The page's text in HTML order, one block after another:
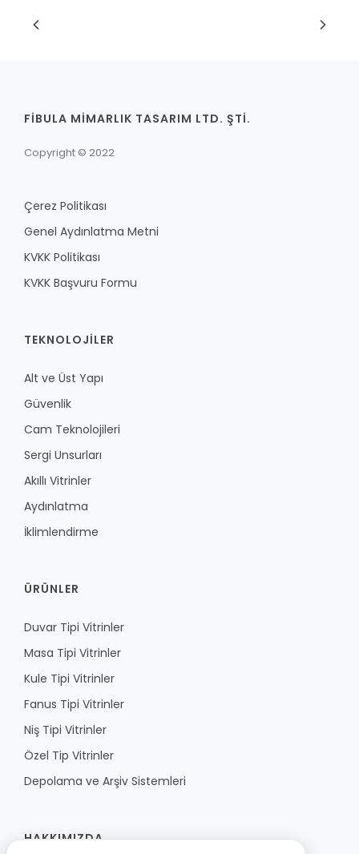
FİBULA MİMARLIK TASARIM LTD. ŞTİ.
Copyright © 2022
Çerez Politikası
Genel Aydınlatma Metni
KVKK Politikası
KVKK Başvuru Formu
TEKNOLOJILER
Alt ve Üst Yapı
Güvenlik
Cam Teknolojileri
Sergi Unsurları
Akıllı Vitrinler
Aydınlatma
İklimlendirme
ÜRÜNLER
Duvar Tipi Vitrinler
Masa Tipi Vitrinler
Kule Tipi Vitrinler
Fanus Tipi Vitrinler
Niş Tipi Vitrinler
Özel Tip Vitrinler
Depolama ve Arşiv Sistemleri
HAKKIMIZDA